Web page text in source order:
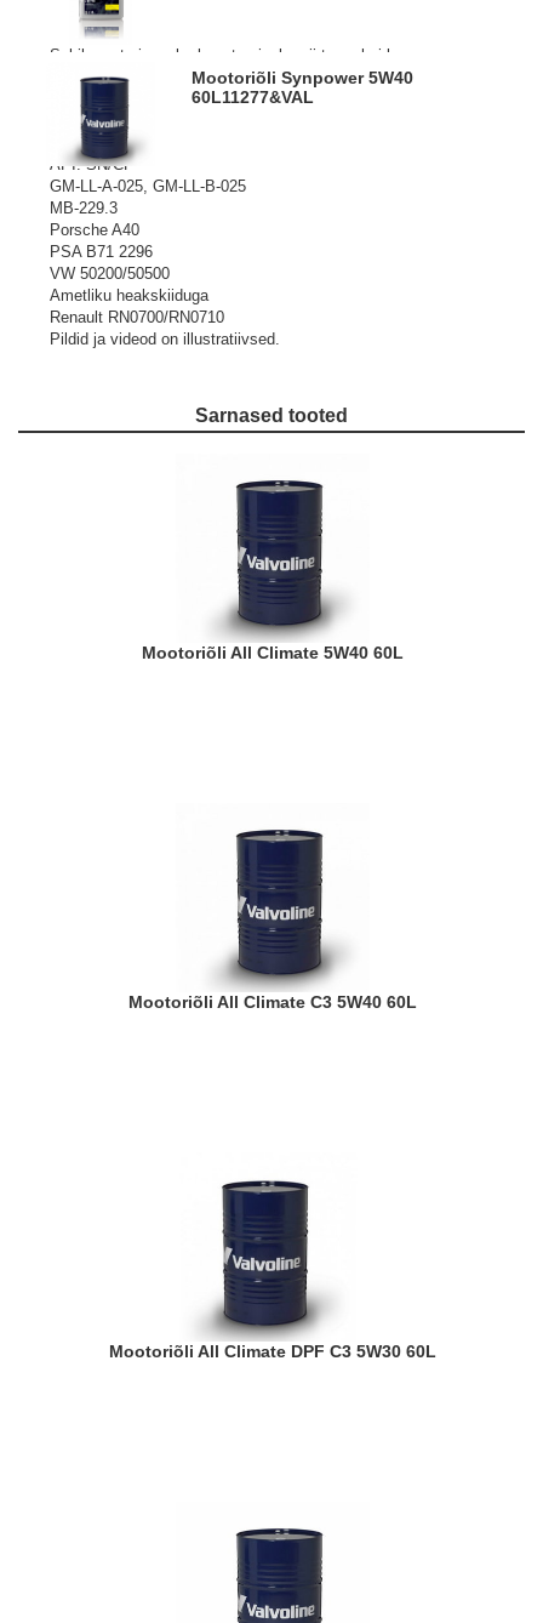
Mootoriõli Synpower 5W40
60L11277&VAL
SynPower mootoriõlid vastavad ja tegelikkuses ületavad
pea kõiki nõudeid, mis õlidele on seatud autotootjate poolt.
Sobib aastaringseks kasutamiseks nii tava- kui ka
turbolaaduriga diisel-, gaasi- ja bensiinimootoritele
sõiduatode ja pakibusside mootorites.
Täidab ja ületab kvaliteedi nõudeid:
ACEA A3/B3, A3/B4
API: SN/CF
GM-LL-A-025, GM-LL-B-025
MB-229.3
Porsche A40
PSA B71 2296
VW 50200/50500
Ametliku heakskiiduga
Renault RN0700/RN0710
Pildid ja videod on illustratiivsed.
Sarnased tooted
Mootoriõli All Climate 5W40 60L
Mootoriõli All Climate C3 5W40 60L
Mootoriõli All Climate DPF C3 5W30 60L